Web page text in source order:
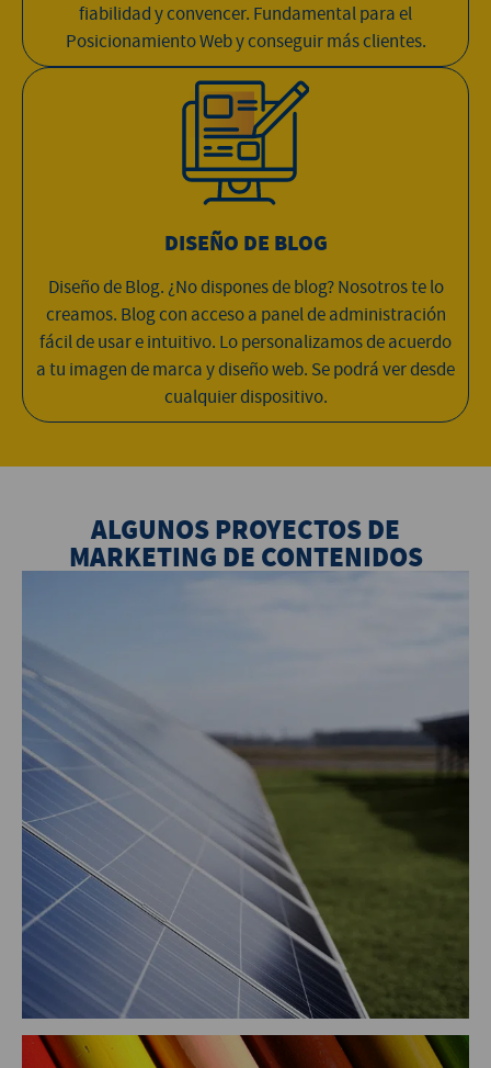
fiabilidad y convencer. Fundamental para el
Posicionamiento Web y conseguir más clientes.
DISEÑO DE BLOG
Diseño de Blog. ¿No dispones de blog? Nosotros te lo
creamos. Blog con acceso a panel de administración
fácil de usar e intuitivo. Lo personalizamos de acuerdo
a tu imagen de marca y diseño web. Se podrá ver desde
cualquier dispositivo.
ALGUNOS PROYECTOS DE
MARKETING DE CONTENIDOS
ABALADOS